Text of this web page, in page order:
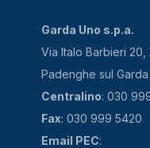
Garda Uno s.p.a.
Via Italo Barbieri 20,
Padenghe sul Garda
Centralino: 030
Fax: 030 999 5420
Email PEC: